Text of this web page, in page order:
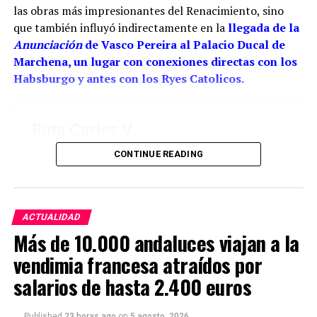
una obra de juventud realizada bajo la dirección o
con la colaboración paterna. Los documentos
conservan las dos perspectivas: las cuentas
parroquiales relacionan el encargo con Cristóbal y
los pagos finales con sus herederos; el expediente
La reja de San Juan demuestra hasta dónde llegó
aquella familia. Su decoración calada, los
en una especie de joyero monumental. El hierro
parece perder su peso: se curva, se ramifica y
asciende como si la fragua hubiera aprendido el
lenguaje de los retablos. Clavijo Andújar considera a
los Ríos una dinastía de artífices naturales de
las obras más impresionantes del Renacimiento, sino
que también influyó indirectamente en lallegada de la
Anunciaciónde Vasco Pereira al Palacio Ducal de
Marchena, un lugar con conexiones directas con los
Habsburgo y antes con los Ryes Catolicos.
CONTINUE READING
ACTUALIDAD
Más de 10.000 andaluces viajan a la
vendimia francesa atraídos por
salarios de hasta 2.400 euros